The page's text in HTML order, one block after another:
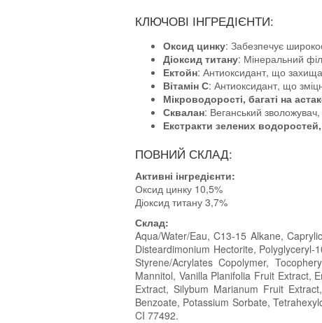
КЛЮЧОВІ ІНГРЕДІЄНТИ:
Оксид цинку: Забезпечує
Діоксид титану: Мінеральний
Ектойн: Антиоксидант, що
Вітамін С: Антиоксидант, що
Мікроводорості, багаті на
Сквалан: Веганський
Екстракти зелених
ПОВНИЙ СКЛАД:
Активні інгредієнти:
Оксид цинку 10,5%
Діоксид титану 3,7%
Склад:
Aqua/Water/Eau, C13-15 Alkane,
Disteardimonium Hectorite,
Styrene/Acrylates Copolymer,
Mannitol, Vanilla Planifolia Fruit Extract,
Extract, Silybum Marianum Fruit
Benzoate, Potassium Sorbate,
CI 77492.